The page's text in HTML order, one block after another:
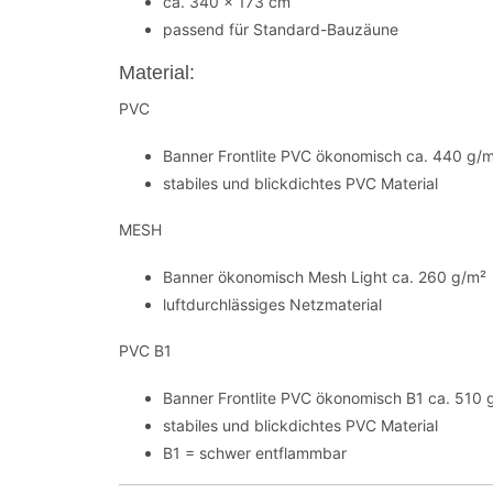
passend für Standard-Bauzäune
Material:
PVC
Banner Frontlite PVC ökonomisch ca. 440 g/
stabiles und blickdichtes PVC Material
MESH
Banner ökonomisch Mesh Light ca. 260 g/m²
luftdurchlässiges Netzmaterial
PVC B1
Banner Frontlite PVC ökonomisch B1 ca. 510
stabiles und blickdichtes PVC Material
B1 = schwer entflammbar